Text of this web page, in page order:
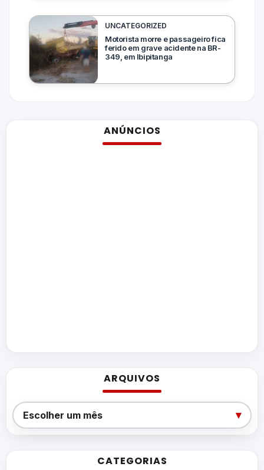
UNCATEGORIZED
Motorista morre e passageiro fica
ferido em grave acidente na BR-
349, em Ibipitanga
ANÚNCIOS
ARQUIVOS
Arquivos
Escolher um mês ▾
CATEGORIAS